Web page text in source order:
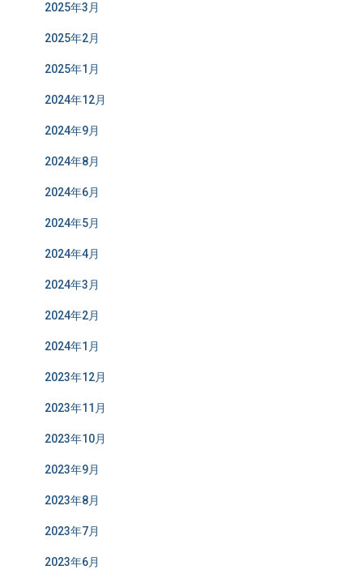
2025年3月
2025年2月
2025年1月
2024年12月
2024年9月
2024年8月
2024年6月
2024年5月
2024年4月
2024年3月
2024年2月
2024年1月
2023年12月
2023年11月
2023年10月
2023年9月
2023年8月
2023年7月
2023年6月